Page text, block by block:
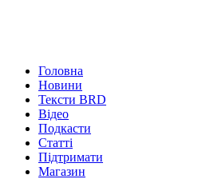
Головна
Новини
Тексти BRD
Відео
Подкасти
Статті
Підтримати
Магазин